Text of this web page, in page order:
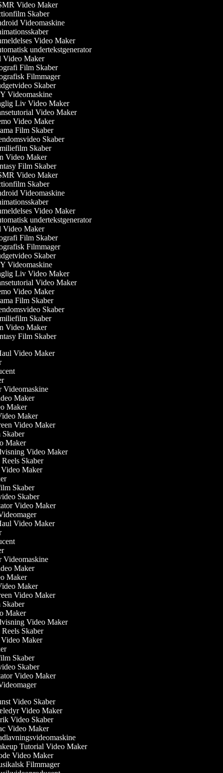
Video Maker
Skaber
Videomaskine
Video Maker
undertekstgenerator
Maker
Film Skaber
Filmmager
Skaber
Videomaskine
Liv Video Maker
Video Maker
Video Maker
Film Skaber
Skaber
Skaber
Video Maker
Film Skaber
Video Maker
Skaber
Videomaskine
Video Maker
undertekstgenerator
Maker
Film Skaber
Filmmager
Skaber
Videomaskine
Liv Video Maker
Video Maker
Video Maker
Film Skaber
Skaber
Skaber
Video Maker
Film Skaber
Video Maker
Videomaskine
Maker
Maker
Maker
Video Maker
Skaber
Maker
Video Maker
Reels Skaber
Video Maker
Skaber
Skaber
Video Maker
Video Maker
Videomaskine
Maker
Maker
Maker
Video Maker
Skaber
Maker
Video Maker
Reels Skaber
Video Maker
Skaber
Skaber
Video Maker
Video Skaber
Video Maker
Video Skaber
Video Maker
Tutorial Video Maker
Video Maker
Filmmager